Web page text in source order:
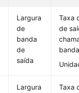
Largura
de
banda
de
saída
Taxa
de
Largura
Taxa